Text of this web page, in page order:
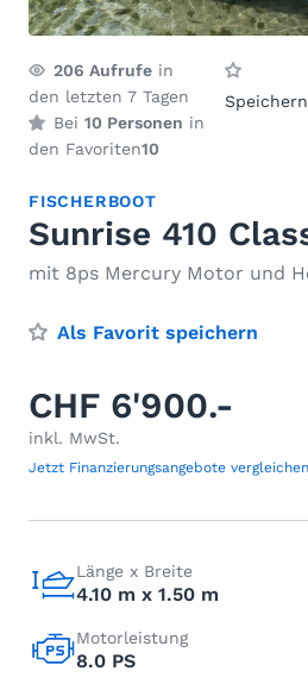
206 Aufrufe in
den letzten 7 Tagen
Bei 10 Personen in
den Favoriten10
Speichern
FISCHERBOOT
Sunrise 410
mit 8ps Mercury Motor und
Als Favorit speichern
CHF 6'900.-
inkl. MwSt.
Jetzt Finanzierungsangebote vergleichen
Länge x Breite
4.10 m x 1.50 m
Motorleistung
8.0 PS